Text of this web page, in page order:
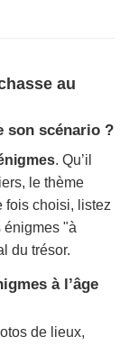
au
son scénario ?
. Qu’il
le thème
fois choisi, listez
énigmes "à
du trésor.
à l’âge
de lieux,